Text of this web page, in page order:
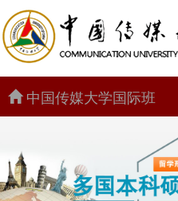
中国传媒大学国际班